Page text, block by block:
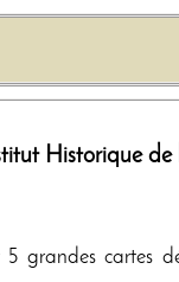
Historique de
grandes cartes